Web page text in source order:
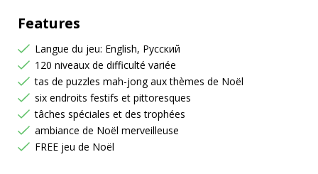
Features
Langue du jeu: English, Русский
120 niveaux de difficulté variée
tas de puzzles mah-jong aux thèmes de Noël
six endroits festifs et pittoresques
tâches spéciales et des trophées
ambiance de Noël merveilleuse
FREE jeu de Noël